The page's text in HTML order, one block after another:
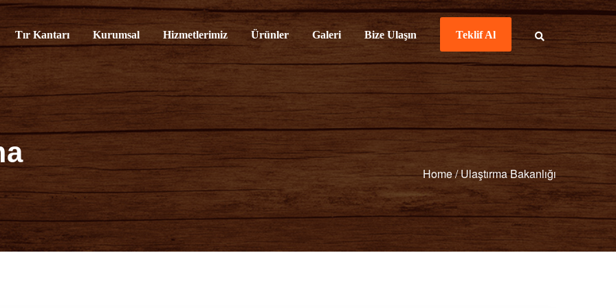
Tır Kantarı Kurumsal Hizmetlerimiz Ürünler Galeri Bize Ulaşın Teklif Al
Home/Ulaştırma Bakanlığı